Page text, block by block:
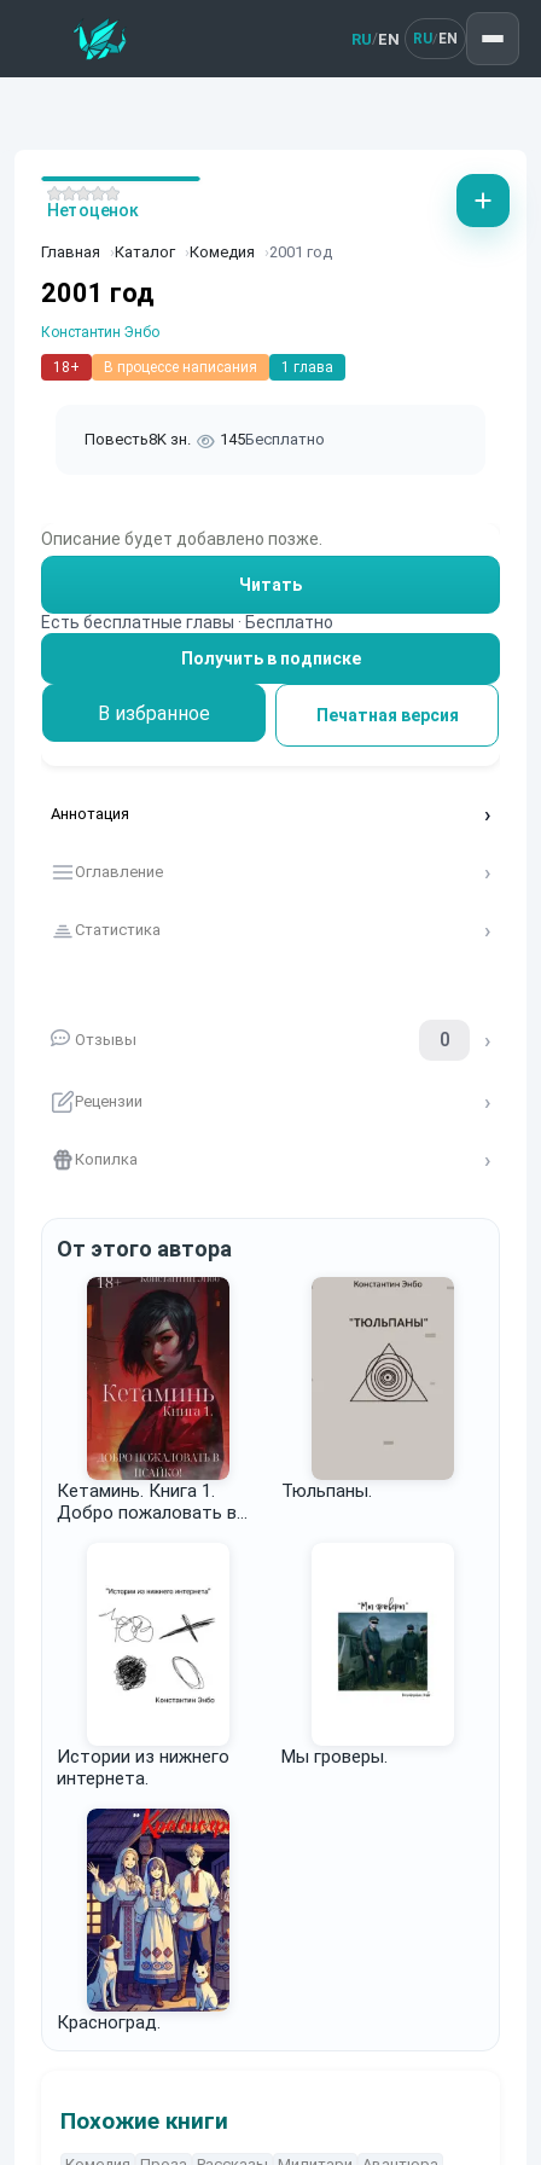
RU/EN RU/ EN
Главная Каталог Комедия 2001 год
2001 год
Константин Энбо
18+ В процессе написания 1 глава
Повесть8K зн. 145Бесплатно
Нет оценок
Описание будет добавлено позже.
Читать
Есть бесплатные главы · Бесплатно
Получить в подписке
В избранное Печатная версия
Аннотация
Оглавление
Статистика
Отзывы 0
Рецензии
Копилка
От этого автора
Кетаминь. Книга 1.
Добро пожаловать в
Тюльпаны.
Истории из нижнего
интернета.
Мы гроверы.
Красноград.
Похожие книги